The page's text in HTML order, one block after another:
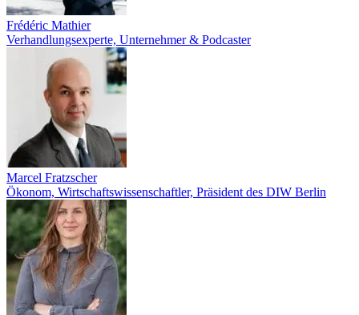
Frédéric Mathier
Verhandlungsexperte, Unternehmer & Podcaster
Marcel Fratzscher
Ökonom, Wirtschaftswissenschaftler, Präsident des DIW Berlin